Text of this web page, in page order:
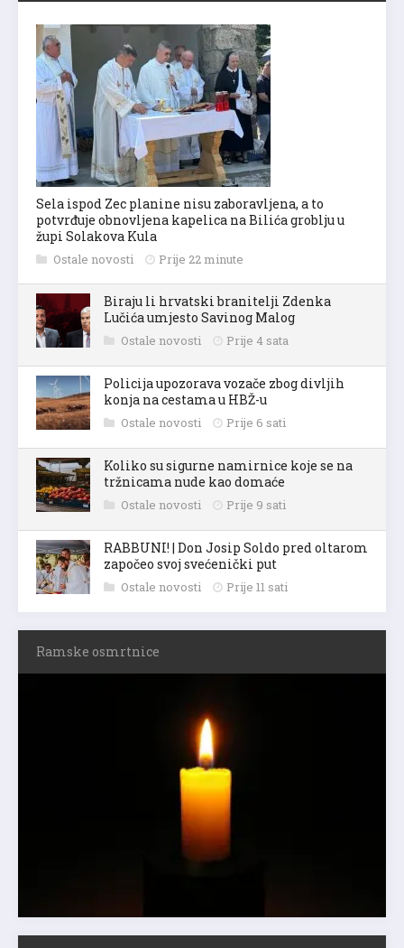
Sela ispod Zec planine nisu zaboravljena, a to
potvrđuje obnovljena kapelica na Bilića groblju u
župi Solakova Kula
Ostale novosti Prije 22 minute
Biraju li hrvatski branitelji Zdenka
Lučića umjesto Savinog Malog
Ostale novosti Prije 4 sata
Policija upozorava vozače zbog divljih
konja na cestama u HBŽ-u
Ostale novosti Prije 6 sati
Koliko su sigurne namirnice koje se na
tržnicama nude kao domaće
Ostale novosti Prije 9 sati
RABBUNI! | Don Josip Soldo pred oltarom
započeo svoj svećenički put
Ostale novosti Prije 11 sati
Ramske osmrtnice